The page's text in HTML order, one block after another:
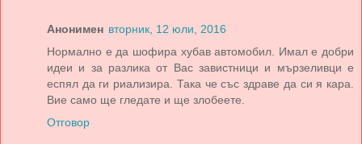
Анонимен вторник, 12 юли, 2016
Нормално е да шофира хубав автомобил. Имал е добри
идеи и за разлика от Вас завистници и мързеливци е
еспял да ги риализира. Така че със здраве да си я кара.
Вие само ще гледате и ще злобеете.
Отговор